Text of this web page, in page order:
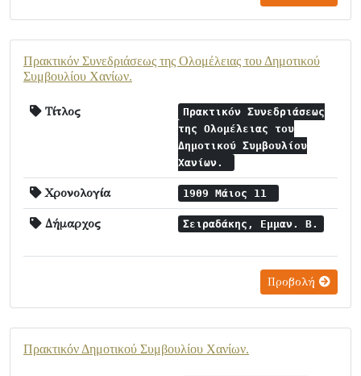
Πρακτικόν Συνεδριάσεως της Ολομέλειας του Δημοτικού
Συμβουλίου Χανίων.
Τίτλος
Πρακτικόν Συνεδριάσεως
της Ολομέλειας του
Δημοτικού Συμβουλίου
Χανίων.
Χρονολογία 1909 Μάιος 11
Δήμαρχος Σειραδάκης, Εμμαν. Β.
Προβολή
Πρακτικόν Δημοτικού Συμβουλίου Χανίων.